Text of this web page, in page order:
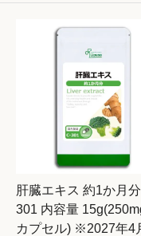
肝臓エキス 約1か月
301 内容量
カプセル) ※2027年4